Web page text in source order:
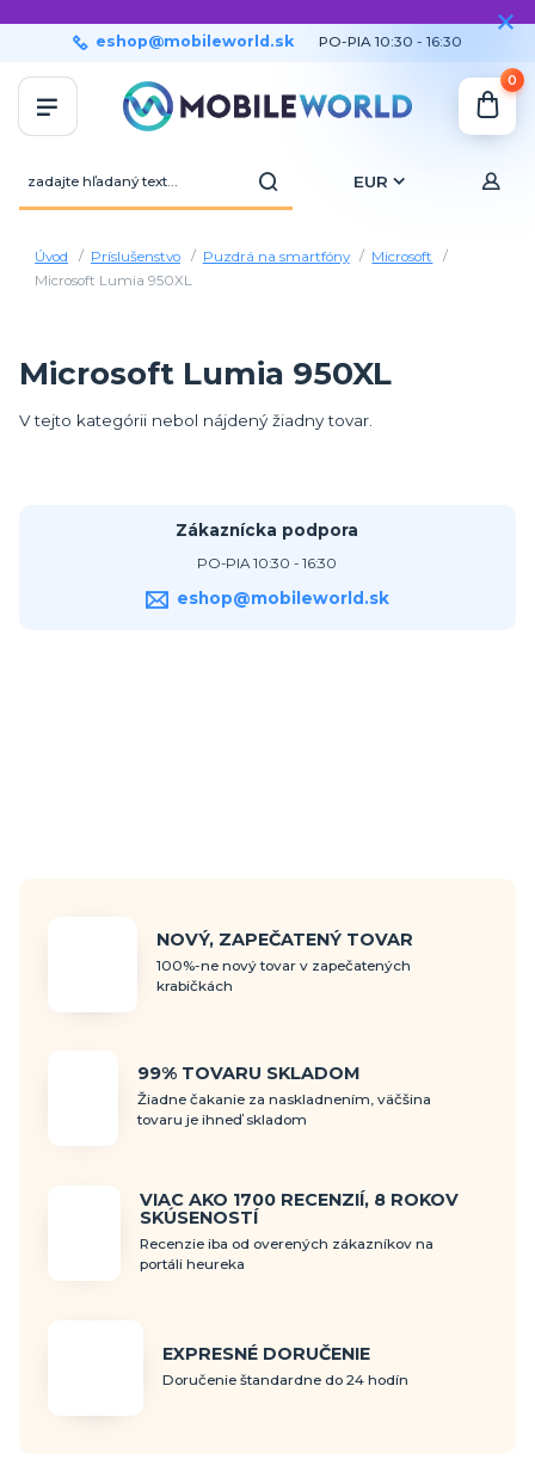
EUR
eshop@mobileworld.sk PO-PIA 10:30 - 16:30
0
Úvod Príslušenstvo Puzdrá na smartfóny
Microsoft
Microsoft Lumia 950XL
Microsoft Lumia 950XL
V tejto kategórii nebol nájdený žiadny tovar.
Zákaznícka podpora
PO-PIA 10:30 - 16:30
eshop@mobileworld.sk
NOVÝ, ZAPEČATENÝ TOVAR
100%-ne nový tovar v zapečatených
krabičkách
99% TOVARU SKLADOM
Žiadne čakanie za naskladnením, väčšina
tovaru je ihneď skladom
VIAC AKO 1700 RECENZIÍ, 8 ROKOV
SKÚSENOSTÍ
Recenzie iba od overených zákazníkov na
portáli heureka
EXPRESNÉ DORUČENIE
Doručenie štandardne do 24 hodín